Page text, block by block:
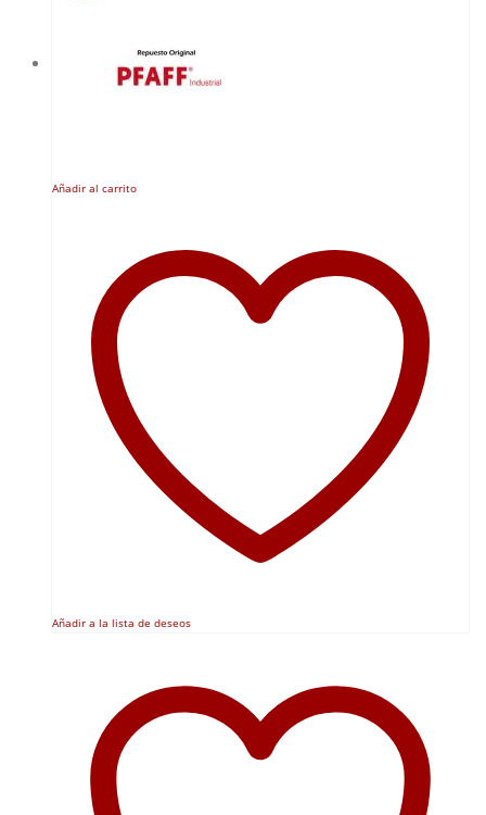
Añadir al carrito
Añadir a la lista de deseos